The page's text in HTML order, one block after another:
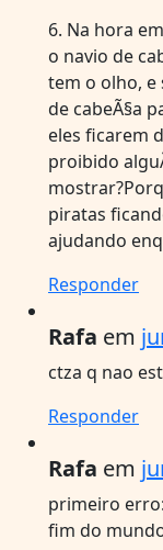
6. Na hora
o navio de
tem o olho, e
de cabeÃ§a
eles ficarem
proibido
piratas
ajudando
Responder
Rafa em
ctza q nao
Responder
Rafa em
primeiro
fim do